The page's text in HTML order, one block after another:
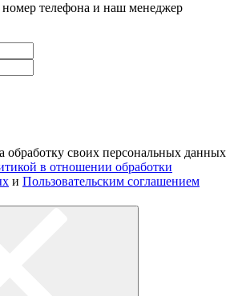
телефона и наш менеджер
обработку своих персональных данных
в отношении обработки
и Пользовательским соглашением